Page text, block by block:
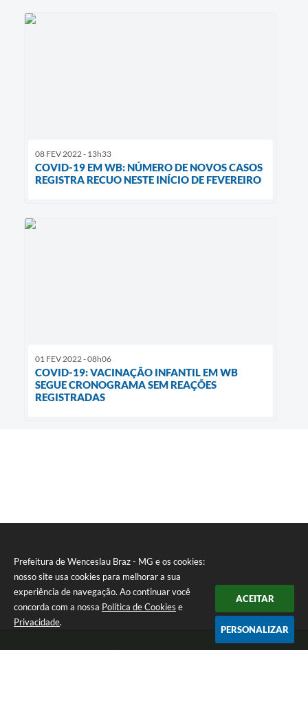
Prefeitura de Wenceslau Braz - MG e os cookies:
nosso site usa cookies para melhorar a sua
experiência de navegação. Ao continuar você
concorda com a nossa Política de Cookies e
Privacidade.
ACEITAR
PERSONALIZAR
08 FEV 2022 - 13h33
COVID-19 EM WB: NÚMERO DE NOVOS CASOS
REGISTRA RECUO NESTE INÍCIO DE FEVEREIRO
01 FEV 2022 - 08h06
COVID-19: VACINAÇÃO INFANTIL EM WB
SEGUE CRONOGRAMA SEM REAÇÕES
REGISTRADAS
Telefone: (35) 99971-1768